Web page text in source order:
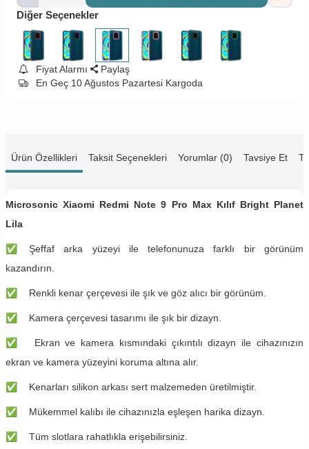
Diğer Seçenekler
Fiyat Alarmı
Paylaş
En Geç 10 Ağustos Pazartesi Kargoda
Ürün Özellikleri Taksit Seçenekleri Yorumlar (0) Tavsiye Et
Microsonic Xiaomi Redmi Note 9 Pro Max Kılıf Bright Planet
Lila
✅ Şeffaf arka yüzeyi ile telefonunuza farklı bir görünüm
kazandırın.
✅ Renkli kenar çerçevesi ile şık ve göz alıcı bir görünüm.
✅ Kamera çerçevesi tasarımı ile şık bir dizayn.
✅ Ekran ve kamera kısmındaki çıkıntılı dizayn ile cihazınızın
ekran ve kamera yüzeyini koruma altına alır.
✅ Kenarları silikon arkası sert malzemeden üretilmiştir.
✅ Mükemmel kalıbı ile cihazınızla eşleşen harika dizayn.
✅ Tüm slotlara rahatlıkla erişebilirsiniz.